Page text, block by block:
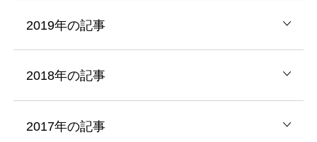
2019年の記事
2018年の記事
2017年の記事